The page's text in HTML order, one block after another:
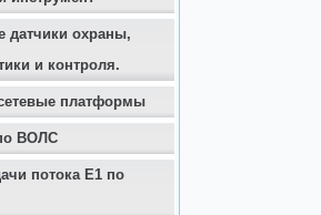
датчики охраны,
и контроля.
платформы
ВОЛС
потока E1 по